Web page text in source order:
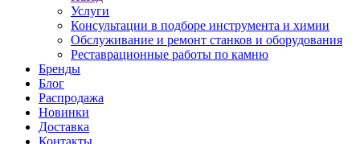
Услуги
Консультации в подборе инструмента и химии
Обслуживание и ремонт станков и оборудования
Реставрационные работы по камню
Бренды
Блог
Распродажа
Новинки
Доставка
Контакты